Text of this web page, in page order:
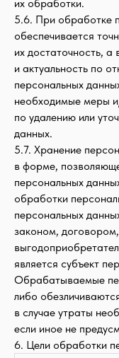
их обработки.
5.6. При обработке
обеспечивается
их достаточность, а
и актуальность по
персональных
необходимые меры
по удалению или
данных.
5.7. Хранение
в форме,
персональных
обработки
персональных
законом,
является субъект
Обрабатываемые
либо
в случае утраты
если иное не
6. Цели обработки